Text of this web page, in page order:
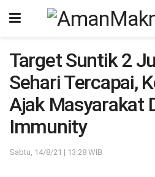
Target Suntik 2
Sehari Tercapai,
Ajak Masyarakat
Immunity
Sabtu, 14/8/21 | 13:28 WIB